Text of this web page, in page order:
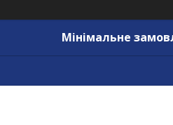
Мінімальне